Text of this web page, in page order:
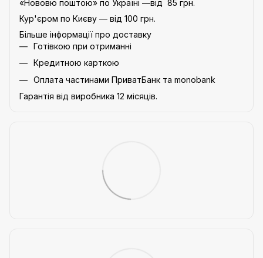
«Нововю поштою» по Україні —від 85 грн.
Кур'єром по Києву — від 100 грн.
Більше інформації про доставку
Готівкою при отриманні
Кредитною карткою
Оплата частинами ПриватБанк та monobank
Гарантія від виробника 12 місяців.